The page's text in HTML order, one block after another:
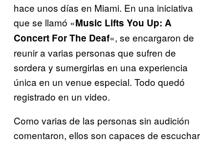
hace unos días en Miami. En una iniciativa
que se llamó «Music Lifts You Up: A
Concert For The Deaf«, se encargaron de
reunir a varias personas que sufren de
sordera y sumergirlas en una experiencia
única en un venue especial. Todo quedó
registrado en un video.
Como varias de las personas sin audición
comentaron, ellos son capaces de escuchar